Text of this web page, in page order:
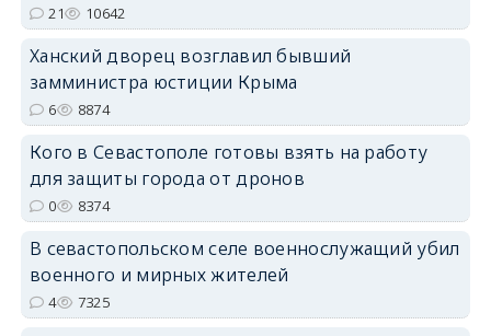
21 10642
Ханский дворец возглавил бывший
замминистра юстиции Крыма
6 8874
Кого в Севастополе готовы взять на работу
для защиты города от дронов
0 8374
В севастопольском селе военнослужащий убил
военного и мирных жителей
4 7325